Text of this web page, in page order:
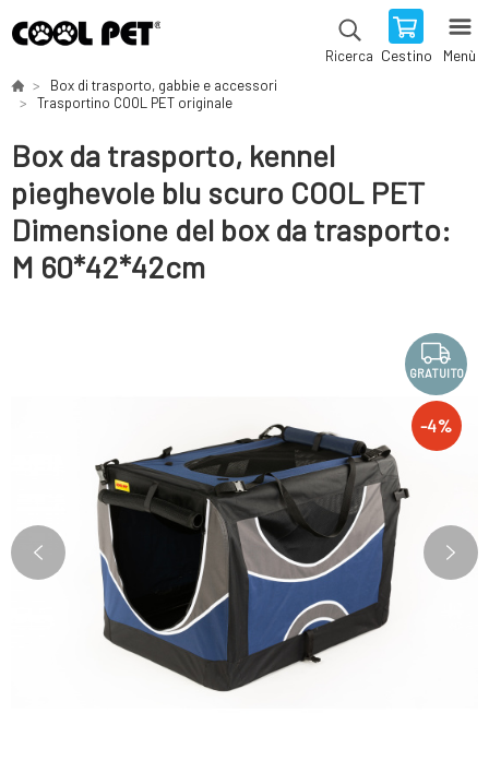
Ricerca Cestino Menù
Box di trasporto, gabbie e accessori
Trasportino COOL PET originale
Box da trasporto, kennel
pieghevole blu scuro COOL PET
Dimensione del box da trasporto:
M 60*42*42cm
GRATUITO
-4%